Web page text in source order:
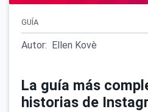
GUÍA
Autor: Ellen Kovè
La guía más
historias de